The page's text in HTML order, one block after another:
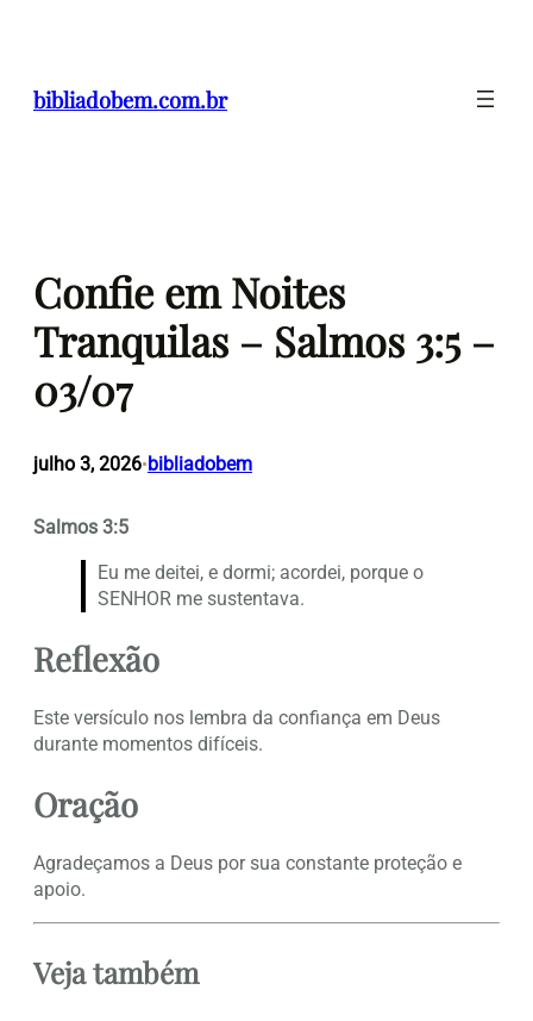
conteúdo
bibliadobem.com.br
Confie em Noites
Tranquilas – Salmos 3:5 –
03/07
julho 3, 2026•bibliadobem
Salmos 3:5
Eu me deitei, e dormi; acordei, porque o
SENHOR me sustentava.
Reflexão
Este versículo nos lembra da confiança em Deus
durante momentos difíceis.
Oração
Agradeçamos a Deus por sua constante proteção e
apoio.
Veja também